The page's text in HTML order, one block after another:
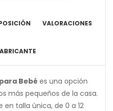
VALORACIONES
Bebé es una opción
más pequeños de la casa.
en talla única, de 0 a 12